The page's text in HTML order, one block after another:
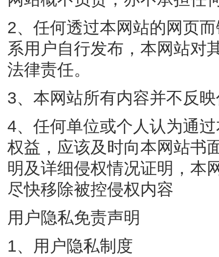
2、任何透过本网站的网页
系用户自行发布，本网站对
法律责任。
3、本网站所有内容并不反
4、任何单位或个人认为通
权益，应该及时向本网站书
明及详细侵权情况证明，本
尽快移除被控侵权内容
用户隐私免责声明
1、用户隐私制度